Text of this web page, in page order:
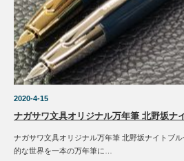
2020-4-15
ナガサワ文具オリジナル万年筆 北野坂ナ
ナガサワ文具オリジナル万年筆 北野坂ナイトブ
的な世界を一本の万年筆に…